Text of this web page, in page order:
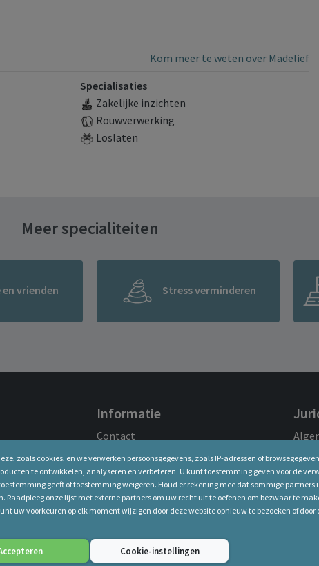
Kom meer te weten over Madelief
Specialisaties
Zakelijke inzichten
Rouwverwerking
Loslaten
Meer specialiteiten
en vrienden Stress verminderen
Informatie
Contact
FAQ
Affiliates
© 2026 Astrostar.nl - Helpdesk: marijke@astrostar.nl
voor spirituele en wellnessdoeleinden. Je moet 18 jaar of ouder zijn.
zoals cookies, en we verwerken persoonsgegevens, zoals IP-adressen of
te ontwikkelen, analyseren en verbeteren. U kunt toestemming geven voor de
geeft of toestemming weigeren. Houd er rekening mee dat sommige partners
onze lijst met externe partners om uw recht uit te oefenen om bezwaar te
uw voorkeuren op elk moment wijzigen door deze website opnieuw te bezoeken of door
Cookie-instellingen